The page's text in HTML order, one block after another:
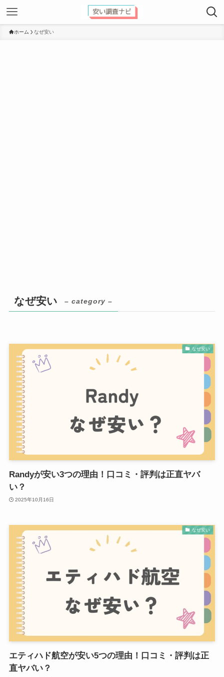
ホーム なぜ安い
なぜ安い – category –
なぜ安い
Randyが安い3つの理由！口コミ・評判は正直ヤバ
い？
2025年10月16日
なぜ安い
エティハド航空が安い5つの理由！口コミ・評判は正
直ヤバい？